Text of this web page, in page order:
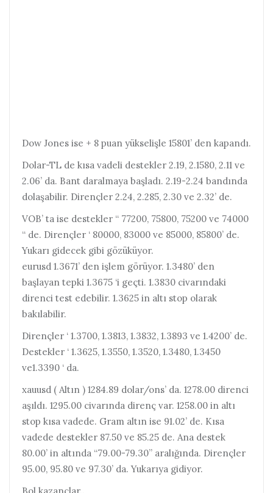
Dow Jones ise + 8 puan yükselişle 15801’ den kapandı.
Dolar-TL de kısa vadeli destekler 2.19, 2.1580, 2.11 ve
2.06’ da. Bant daralmaya başladı. 2.19-2.24 bandında
dolaşabilir. Dirençler 2.24, 2.285, 2.30 ve 2.32’ de.
VOB’ ta ise destekler “ 77200, 75800, 75200 ve 74000
“ de. Dirençler ‘ 80000, 83000 ve 85000, 85800’ de.
Yukarı gidecek gibi gözüküyor.
eurusd 1.3671’ den işlem görüyor. 1.3480’ den
başlayan tepki 1.3675 ‘i geçti. 1.3830 civarındaki
direnci test edebilir. 1.3625 in altı stop olarak
bakılabilir.
Dirençler ‘ 1.3700, 1.3813, 1.3832, 1.3893 ve 1.4200’ de.
Destekler ‘ 1.3625, 1.3550, 1.3520, 1.3480, 1.3450
ve1.3390 ‘ da.
xauusd ( Altın ) 1284.89 dolar/ons’ da. 1278.00 direnci
aşıldı. 1295.00 civarında direnç var. 1258.00 in altı
stop kısa vadede. Gram altın ise 91.02’ de. Kısa
vadede destekler 87.50 ve 85.25 de. Ana destek
80.00’ in altında “79.00-79.30” aralığında. Dirençler
95.00, 95.80 ve 97.30’ da. Yukarıya gidiyor.